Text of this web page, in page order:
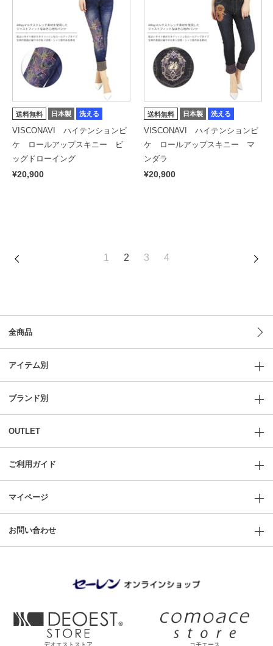
送料無料 日本製 洗える
VISCONAVI ハイテンションピ
ケ ロールアップスキニー ビ
ッグドローイング
¥20,900
送料無料 日本製 洗える
VISCONAVI ハイテンションピ
ケ ロールアップスキニー マ
ンダラ
¥20,900
1 2 3 4
全商品
アイテム別
ブランド別
OUTLET
ご利用ガイド
マイページ
お問い合わせ
デオエストストア コモエース